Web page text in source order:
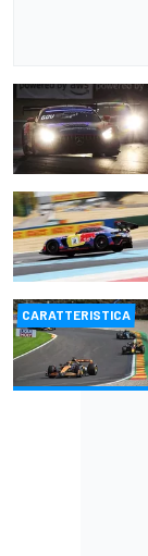
CARATTERISTICA